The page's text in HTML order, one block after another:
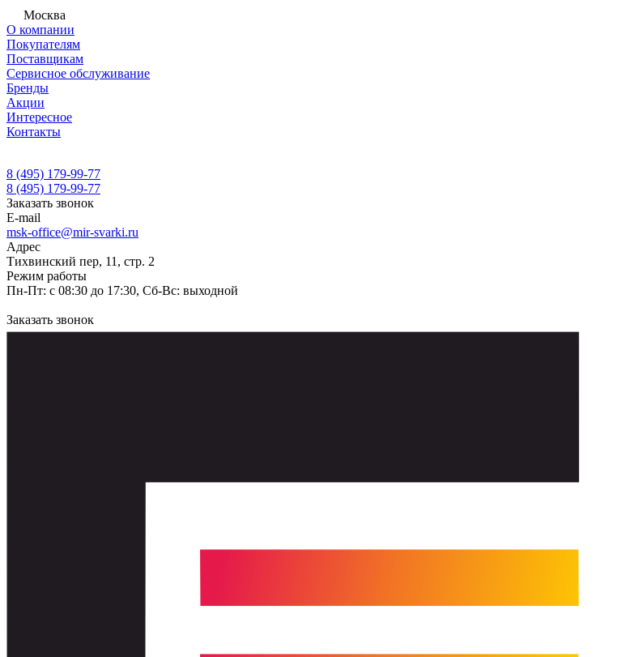
Москва
О компании
Покупателям
Поставщикам
Сервисное обслуживание
Бренды
Акции
Интересное
Контакты
8 (495) 179-99-77
8 (495) 179-99-77
Заказать звонок
E-mail
msk-office@mir-svarki.ru
Адрес
Тихвинский пер, 11, стр. 2
Режим работы
Пн-Пт: с 08:30 до 17:30, Сб-Вс: выходной
Заказать звонок